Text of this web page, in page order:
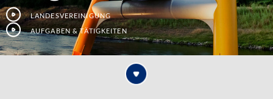
Landesvereinigung
Aufgaben & Tätigkeiten